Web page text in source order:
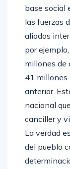
base social
las fuerzas
aliados
por
millones de
41 millones
anterior.
nacional
canciller y
La verdad
del pueblo